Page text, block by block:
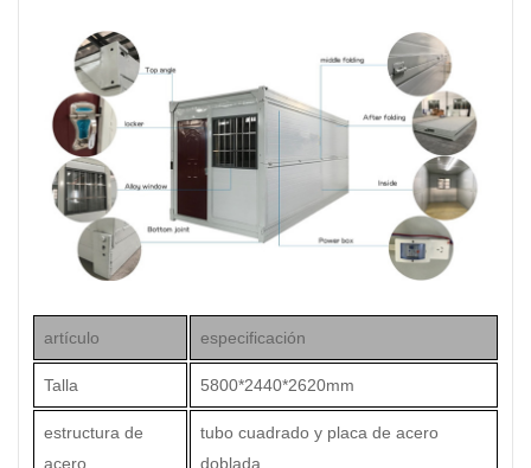
artículo especificación
Talla 5800*2440*2620mm
estructura de
acero
tubo cuadrado y placa de acero
doblada